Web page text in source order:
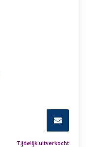
Tijdelijk uitverkocht